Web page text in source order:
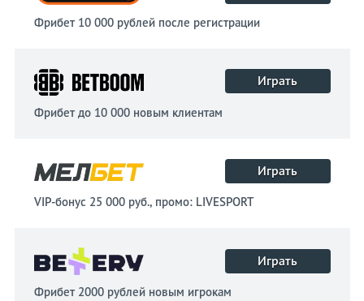
Фрибет 10 000 рублей после регистрации
Играть
Фрибет до 10 000 новым клиентам
Играть
VIP-бонус 25 000 руб., промо: LIVESPORT
Играть
Фрибет 2000 рублей новым игрокам